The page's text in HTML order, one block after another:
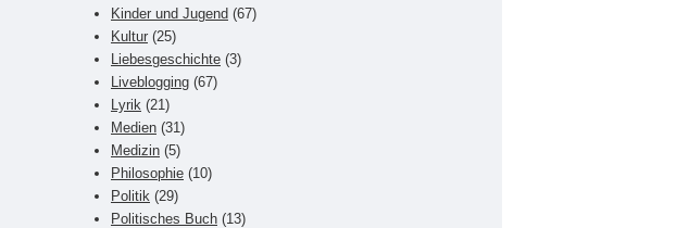
Kinder und Jugend (67)
Kultur (25)
Liebesgeschichte (3)
Liveblogging (67)
Lyrik (21)
Medien (31)
Medizin (5)
Philosophie (10)
Politik (29)
Politisches Buch (13)